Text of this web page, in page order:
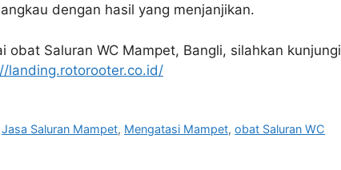
dеngаn hasil уаng menjanjikan.
obat Saluran WC Mampet, Bangli, silahkan kunjungi
landing.rotorooter.co.id/
Jasa Saluran Mampet, Mengatasi Mampet,obat Saluran WC